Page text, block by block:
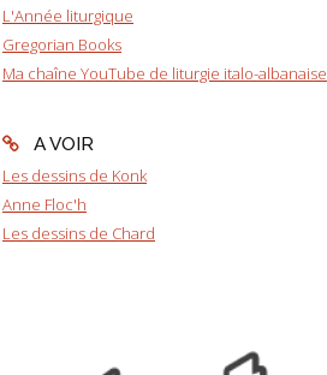
L'Année liturgique
Gregorian Books
Ma chaîne YouTube de liturgie italo-albanaise
A VOIR
Les dessins de Konk
Anne Floc'h
Les dessins de Chard